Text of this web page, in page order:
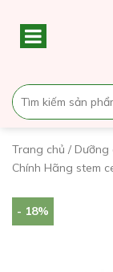
Trang chủ / Dưỡng
Chính Hãng stem
- 18%